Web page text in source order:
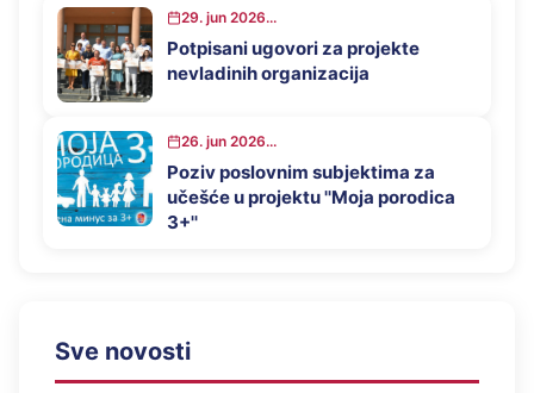
29. jun 2026...
Potpisani ugovori za projekte
nevladinih organizacija
26. jun 2026...
Poziv poslovnim subjektima za
učešće u projektu ''Moja porodica
3+''
Sve novosti